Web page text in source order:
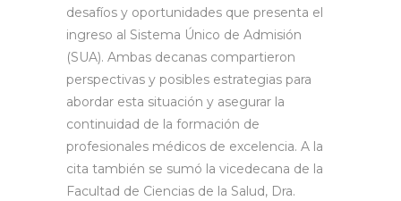
desafíos y oportunidades que presenta el
ingreso al Sistema Único de Admisión
(SUA). Ambas decanas compartieron
perspectivas y posibles estrategias para
abordar esta situación y asegurar la
continuidad de la formación de
profesionales médicos de excelencia. A la
cita también se sumó la vicedecana de la
Facultad de Ciencias de la Salud, Dra.